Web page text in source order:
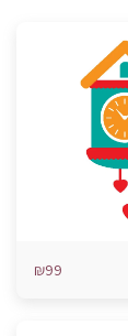
₪99